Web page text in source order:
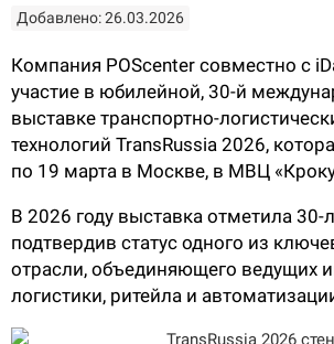
POS-ПЕРИФЕРИЯ
СКАНЕРЫ ШТРИХКОДА
ТОРГОВЫЕ ВЕСЫ
ГОТОВЫЕ КОМПЛЕКТЫ
ПО И
АКСЕССУАРЫ
О КОМПАНИИ
Подробнее о компании «POScenter» - одном из
производства кассового и весового
КОНТАКТЫ СЕРВИСНЫЕ ЦЕНТРЫ
АДРЕСА
Добавлено: 26.03.2026
Компания POScenter совместно с
участие в юбилейной, 30-й
выставке транспортно-
технологий TransRussia 2026,
по 19 марта в Москве, в МВЦ
В 2026 году выставка отметила 30-
подтвердив статус одного из
отрасли, объединяющего ведущих
логистики, ритейла и